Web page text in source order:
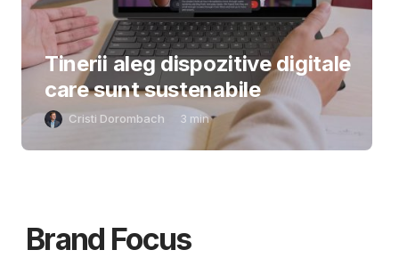
Tinerii aleg dispozitive digitale
care sunt sustenabile
Cristi Dorombach 3 min
Brand Focus